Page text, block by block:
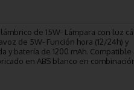
de 15W- Lámpara con luz
de 5W- Función hora (12/24h) y
y batería de 1200 mAh. Compatible
en ABS blanco en